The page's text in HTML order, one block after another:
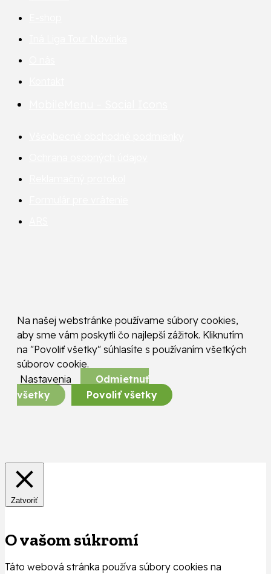
Na našej webstránke používame súbory cookies,
aby sme vám poskytli čo najlepší zážitok. Kliknutím
na "Povoliť všetky" súhlasíte s používaním všetkých
súborov cookie.
Nastavenia
Odmietnuť
všetky
Povoliť všetky
Zatvoriť
O vašom súkromí
Táto webová stránka používa súbory cookies na